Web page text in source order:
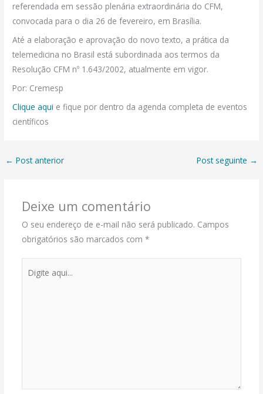
referendada em sessão plenária extraordinária do CFM,
convocada para o dia 26 de fevereiro, em Brasília.
Até a elaboração e aprovação do novo texto, a prática da
telemedicina no Brasil está subordinada aos termos da
Resolução CFM nº 1.643/2002, atualmente em vigor.
Por: Cremesp
Clique aqui e fique por dentro da agenda completa de eventos
científicos
← Post anterior Post seguinte →
Deixe um comentário
O seu endereço de e-mail não será publicado. Campos
obrigatórios são marcados com *
aqui...